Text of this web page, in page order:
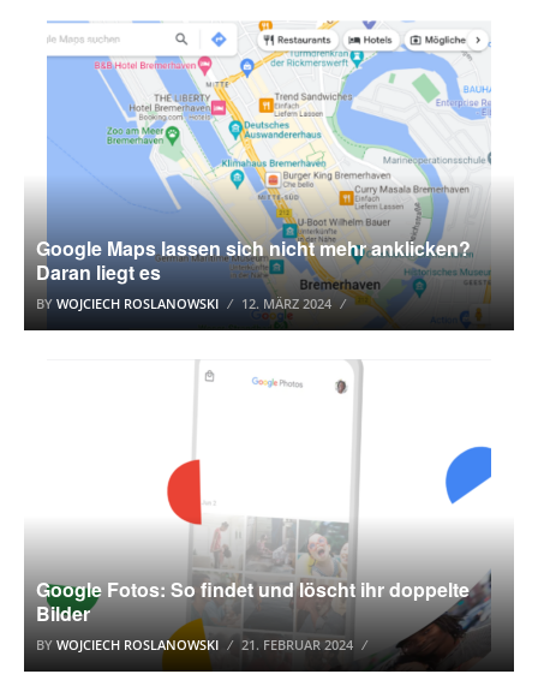
GOOGLE MAPS
Google Maps lassen sich nicht mehr anklicken?
Daran liegt es
BY WOJCIECH ROSLANOWSKI 12. MÄRZ 2024
Google Fotos: So findet und löscht ihr doppelte
Bilder
BY WOJCIECH ROSLANOWSKI 21. FEBRUAR 2024